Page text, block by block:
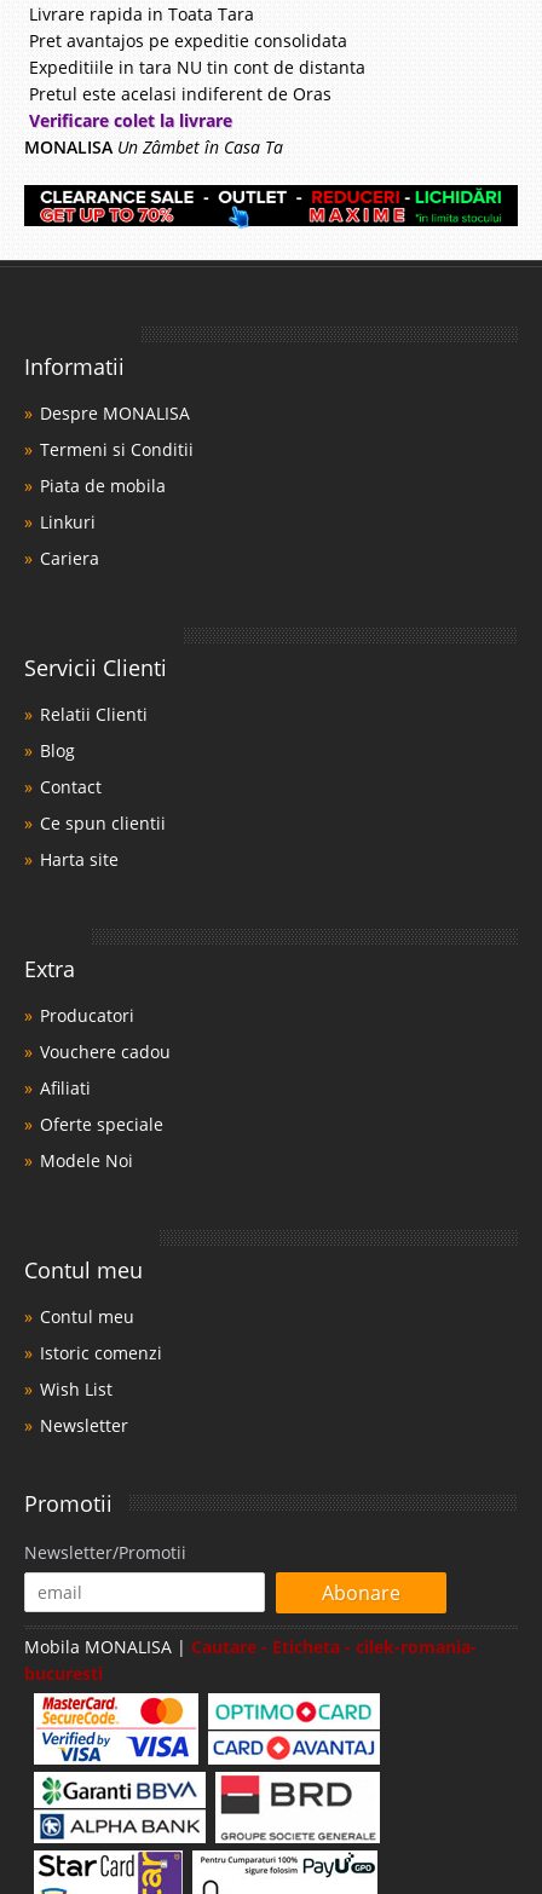
Livrare rapida in Toata Tara
Pret avantajos pe expeditie consolidata
Expeditiile in tara NU tin cont de distanta
Pretul este acelasi indiferent de Oras
Verificare colet la livrare
MONALISA Un Zâmbet în Casa Ta
Informatii
Despre MONALISA
Termeni si Conditii
Piata de mobila
Linkuri
Cariera
Servicii Clienti
Relatii Clienti
Blog
Contact
Ce spun clientii
Harta site
Extra
Producatori
Vouchere cadou
Afiliati
Oferte speciale
Modele Noi
Contul meu
Contul meu
Istoric comenzi
Wish List
Newsletter
Promotii
Newsletter/Promotii
Abonare
Mobila MONALISA | Cautare - Eticheta - cilek-romania-
bucuresti